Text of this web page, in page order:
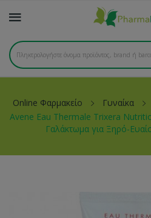
Online Φαρμακείο Γυναίκα
Avene Eau Thermale Trixera
Γαλάκτωμα για Ξηρό-